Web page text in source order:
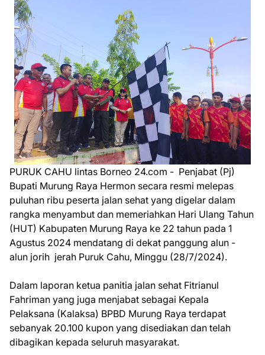
PURUK CAHU lintas Borneo 24.com - Penjabat (Pj)
Bupati Murung Raya Hermon secara resmi melepas
puluhan ribu peserta jalan sehat yang digelar dalam
rangka menyambut dan memeriahkan Hari Ulang Tahun
(HUT) Kabupaten Murung Raya ke 22 tahun pada 1
Agustus 2024 mendatang di dekat panggung alun -
alun jorih jerah Puruk Cahu, Minggu (28/7/2024).
Dalam laporan ketua panitia jalan sehat Fitrianul
Fahriman yang juga menjabat sebagai Kepala
Pelaksana (Kalaksa) BPBD Murung Raya terdapat
sebanyak 20.100 kupon yang disediakan dan telah
dibagikan kepada seluruh masyarakat.